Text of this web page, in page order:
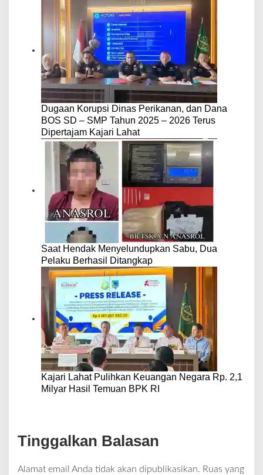
Dugaan Korupsi Dinas Perikanan, dan Dana
BOS SD – SMP Tahun 2025 – 2026 Terus
Dipertajam Kajari Lahat
Saat Hendak Menyelundupkan Sabu, Dua
Pelaku Berhasil Ditangkap
Kajari Lahat Pulihkan Keuangan Negara Rp. 2,1
Milyar Hasil Temuan BPK RI
Tinggalkan Balasan
Alamat email Anda tidak akan dipublikasikan. Ruas yang